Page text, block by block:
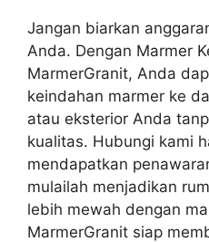
Jangan biarkan
Anda. Dengan Marmer
MarmerGranit, Anda
keindahan marmer ke
atau eksterior Anda
kualitas. Hubungi kami
mendapatkan
mulailah menjadikan
lebih mewah dengan
MarmerGranit siap